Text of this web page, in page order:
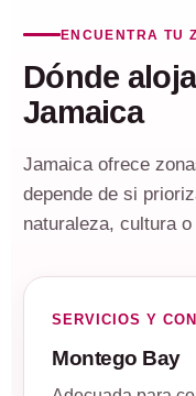
ENCUENTRA TU
Dónde
Jamaica
Jamaica ofrece
depende de si
naturaleza, cultura
SERVICIOS Y
Montego Bay